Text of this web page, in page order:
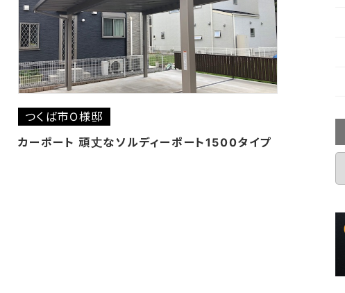
つくば市O様邸
カーポート 頑丈なソルディーポート1500タイプ